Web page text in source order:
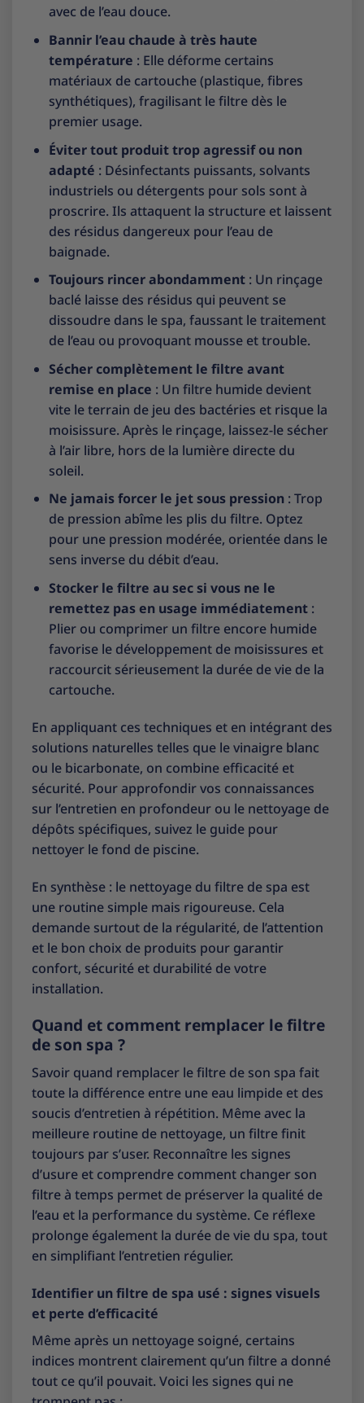
avec de l’eau douce.
Bannir l’eau chaude à très haute
température : Elle déforme certains
matériaux de cartouche (plastique, fibres
synthétiques), fragilisant le filtre dès le
premier usage.
Éviter tout produit trop agressif ou non
adapté : Désinfectants puissants, solvants
industriels ou détergents pour sols sont à
proscrire. Ils attaquent la structure et laissent
des résidus dangereux pour l’eau de
baignade.
Toujours rincer abondamment: Un rinçage
baclé laisse des résidus qui peuvent se
dissoudre dans le spa, faussant le traitement
de l’eau ou provoquant mousse et trouble.
Sécher complètement le filtre avant
remise en place : Un filtre humide devient
vite le terrain de jeu des bactéries et risque la
moisissure. Après le rinçage, laissez-le sécher
à l’air libre, hors de la lumière directe du
soleil.
Ne jamais forcer le jet sous pression: Trop
de pression abîme les plis du filtre. Optez
pour une pression modérée, orientée dans le
sens inverse du débit d’eau.
Stocker le filtre au sec si vous ne le
remettez pas en usage immédiatement:
Plier ou comprimer un filtre encore humide
favorise le développement de moisissures et
raccourcit sérieusement la durée de vie de la
cartouche.
En appliquant ces techniques et en intégrant des
solutions naturelles telles que le vinaigre blanc
ou le bicarbonate, on combine efficacité et
sécurité. Pour approfondir vos connaissances
sur l’entretien en profondeur ou le nettoyage de
dépôts spécifiques, suivez le guide pour
nettoyer le fond de piscine.
En synthèse : le nettoyage du filtre de spa est
une routine simple mais rigoureuse. Cela
demande surtout de la régularité, de l’attention
et le bon choix de produits pour garantir
confort, sécurité et durabilité de votre
installation.
Quand et comment remplacer le filtre
de son spa ?
Savoir quand remplacer le filtre de son spa fait
toute la différence entre une eau limpide et des
soucis d’entretien à répétition. Même avec la
meilleure routine de nettoyage, un filtre finit
toujours par s’user. Reconnaître les signes
d’usure et comprendre comment changer son
filtre à temps permet de préserver la qualité de
l’eau et la performance du système. Ce réflexe
prolonge également la durée de vie du spa, tout
en simplifiant l’entretien régulier.
Identifier un filtre de spa usé : signes visuels
et perte d’efficacité
Même après un nettoyage soigné, certains
indices montrent clairement qu’un filtre a donné
tout ce qu’il pouvait. Voici les signes qui ne